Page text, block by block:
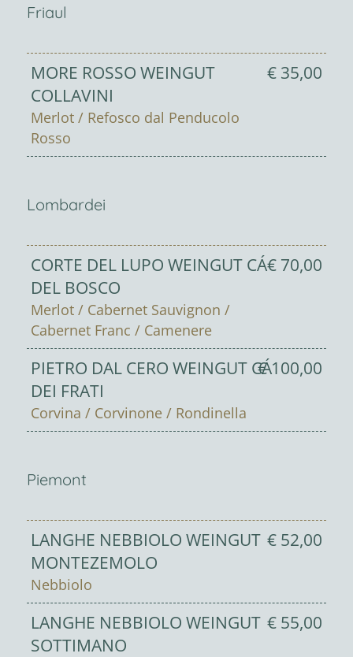
Friaul
MORE ROSSO WEINGUT
COLLAVINI
€ 35,00
Merlot / Refosco dal Penducolo
Rosso
Lombardei
CORTE DEL LUPO WEINGUT CÁ
DEL BOSCO
€ 70,00
Merlot / Cabernet Sauvignon /
Cabernet Franc / Camenere
PIETRO DAL CERO WEINGUT CÁ
DEI FRATI
€ 100,00
Corvina / Corvinone / Rondinella
Piemont
LANGHE NEBBIOLO WEINGUT
MONTEZEMOLO
€ 52,00
Nebbiolo
LANGHE NEBBIOLO WEINGUT
SOTTIMANO
€ 55,00